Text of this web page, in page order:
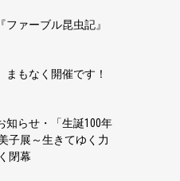
ファーブル昆虫記』
まもなく開催です！
知らせ・「生誕100年
子展～生きてゆく力
閉幕